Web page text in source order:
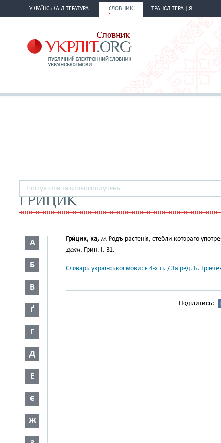
УКРАЇНСЬКА ЛІТЕРАТУРА СЛОВНИК ТРАНСЛІТЕРАЦІЯ
ГРИЦИК
А
Б
В
Ґ
Г
Д
Е
Є
Ж
Гри́цик, ка, м. Родъ растенія, стебли котораго
доли. Грин. І. 31.
Словарь української мови: в 4-х тт. / За ред. Б.
Поділитись: